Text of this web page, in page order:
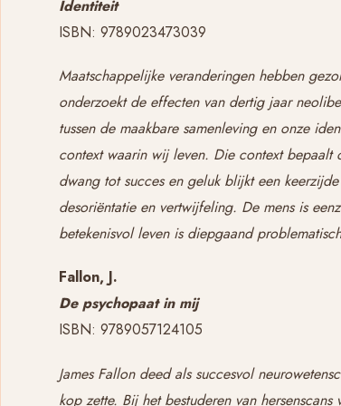
Identiteit
ISBN: 9789023473039
Maatschappelijke veranderingen hebben
onderzoekt de effecten van dertig jaar
tussen de maakbare samenleving en onze
context waarin wij leven. Die context
dwang tot succes en geluk blijkt een
desoriëntatie en vertwijfeling. De mens is
betekenisvol leven is diepgaand
Fallon, J.
De psychopaat in mij
ISBN: 9789057124105
James Fallon deed als succesvol
kop zette. Bij het bestuderen van